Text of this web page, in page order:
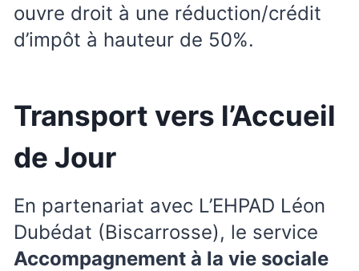
ouvre droit à une réduction/crédit
d’impôt à hauteur de 50%.
Transport vers l’Accueil
de Jour
En partenariat avec L’EHPAD Léon
Dubédat (Biscarrosse), le service
Accompagnement à la vie sociale